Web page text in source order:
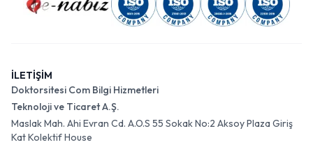
İLETİŞİM
Doktorsitesi Com Bilgi Hizmetleri
Teknoloji ve Ticaret A.Ş.
Maslak Mah. Ahi Evran Cd. A.O.S 55 Sokak No:2 Aksoy Plaza Giriş
Kat Kolektif House